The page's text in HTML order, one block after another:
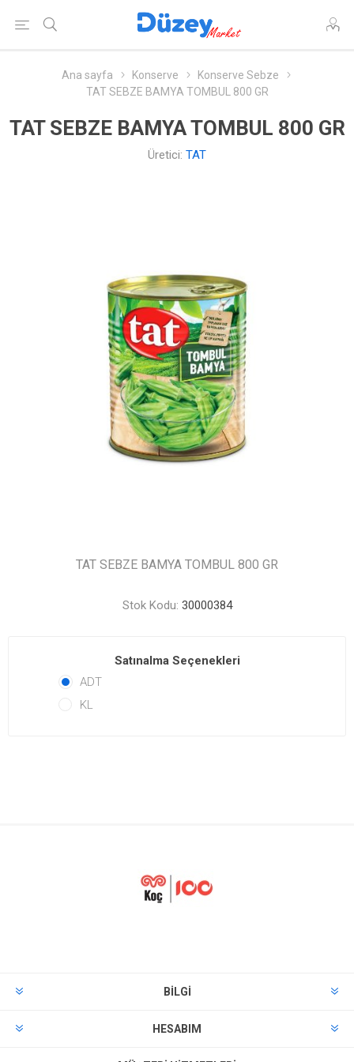
Ana sayfa Konserve
Konserve Sebze
TAT SEBZE BAMYA TOMBUL 800 GR
TAT SEBZE BAMYA TOMBUL 800 GR
Üretici: TAT
TAT SEBZE BAMYA TOMBUL 800 GR
Stok Kodu: 30000384
Satınalma Seçenekleri
ADT
KL
BILGI
HESABIM